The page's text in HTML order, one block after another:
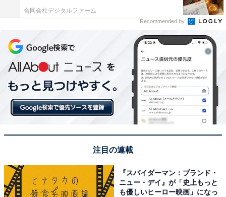
合同会社デジタルファーム
Recommended by
注目の連載
『スパイダーマン：ブランド・
ニュー・デイ』が「史上もっと
も優しいヒーロー映画」になっ